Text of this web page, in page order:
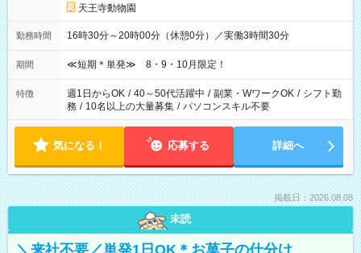
天王寺動物園
勤務時間 16時30分～20時00分（休憩0分）／実働3時間30分
期間 ≪短期＊単発≫ 8・9・10月限定！
特徴 週1日からOK / 40～50代活躍中 / 副業・WワークOK / シフト勤
務 / 10名以上の大量募集 / パソコンスキル不要
気になる！ 応募する 詳細へ
掲載日：2026.08.08
未読
＼来社不要／単発1日OK＊お菓子の仕分け